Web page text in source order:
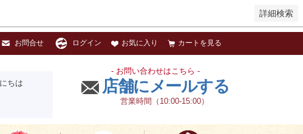
詳細検索
お問合せ ログイン お気に入り カートを見る
ちは
- お問い合わせはこちら -
店舗にメールする
営業時間（10:00-15:00）